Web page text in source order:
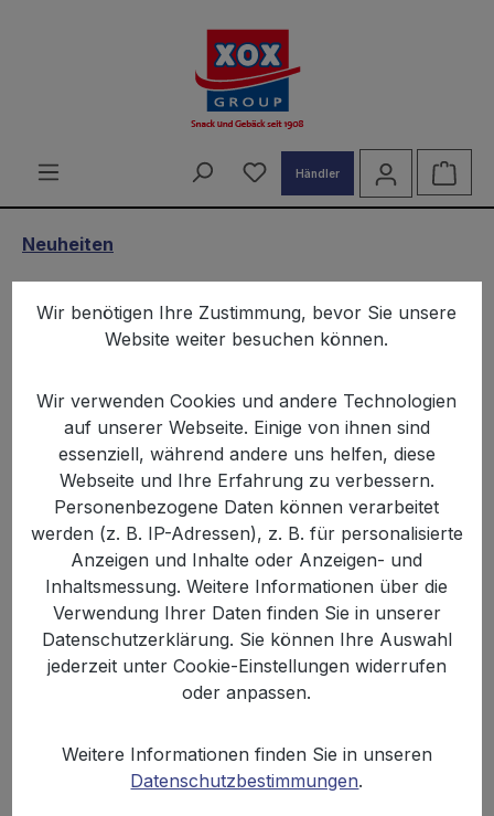
Du hast 0 Produkte auf
Händler
Neuheiten
XOX BBQ Snack Rodizio 90g
Bildergalerie überspringen
1,69 €
Wir benötigen Ihre Zustimmung, bevor Sie unsere
Website weiter besuchen können.
Wir verwenden Cookies und andere Technologien
auf unserer Webseite. Einige von ihnen sind
essenziell, während andere uns helfen, diese
Webseite und Ihre Erfahrung zu verbessern.
Personenbezogene Daten können verarbeitet
werden (z. B. IP-Adressen), z. B. für personalisierte
Anzeigen und Inhalte oder Anzeigen- und
Inhaltsmessung. Weitere Informationen über die
Verwendung Ihrer Daten finden Sie in unserer
Datenschutzerklärung. Sie können Ihre Auswahl
jederzeit unter Cookie-Einstellungen widerrufen
oder anpassen.
Weitere Informationen finden Sie in unseren
Datenschutzbestimmungen.